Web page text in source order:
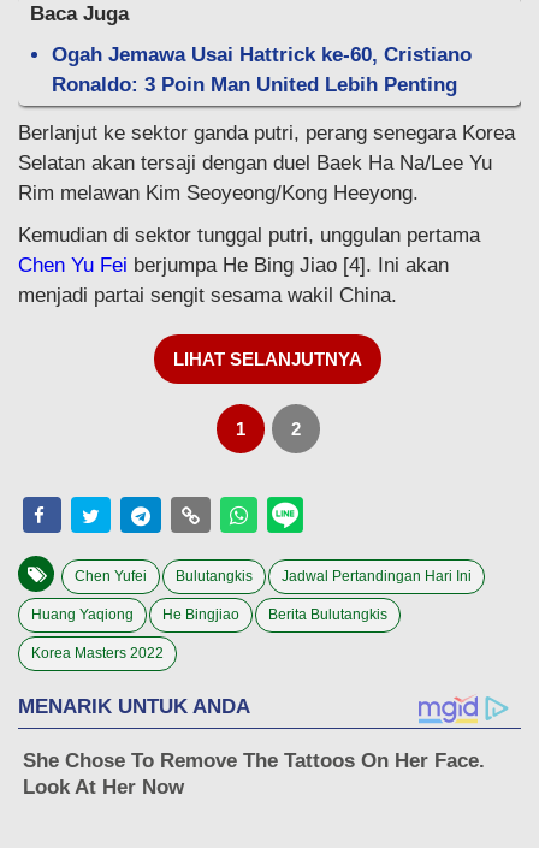
Baca Juga
Ogah Jemawa Usai Hattrick ke-60, Cristiano
Ronaldo: 3 Poin Man United Lebih Penting
Berlanjut ke sektor ganda putri, perang senegara Korea
Selatan akan tersaji dengan duel Baek Ha Na/Lee Yu
Rim melawan Kim Seoyeong/Kong Heeyong.
Kemudian di sektor tunggal putri, unggulan pertama
Chen Yu Fei berjumpa He Bing Jiao [4]. Ini akan
menjadi partai sengit sesama wakil China.
LIHAT SELANJUTNYA
1 2
Chen Yufei Bulutangkis Jadwal Pertandingan Hari Ini
Huang Yaqiong He Bingjiao Berita Bulutangkis
Korea Masters 2022